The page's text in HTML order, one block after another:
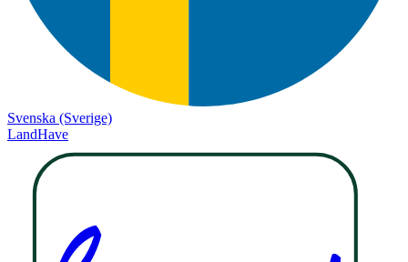
Svenska (Sverige)
LandHave